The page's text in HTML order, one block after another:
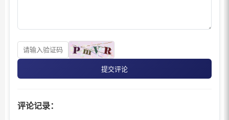
提交评论
评论记录：